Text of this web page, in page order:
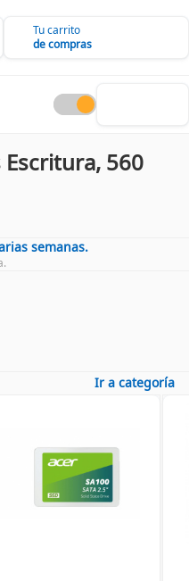
Tu carrito
de compras
Escritura, 560
semanas.
Ir a categoría